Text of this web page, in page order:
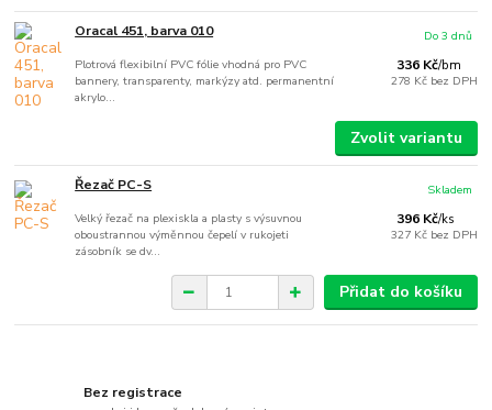
Oracal 451, barva 010
Plotrová flexibilní PVC fólie vhodná pro PVC
bannery, transparenty, markýzy atd. permanentní
akrylo...
336 Kč/bm
278 Kč bez DPH
Do 3 dnů
Zvolit variantu
Řezač PC-S
Velký řezač na plexiskla a plasty s výsuvnou
oboustrannou výměnnou čepelí v rukojeti
zásobník se dv...
396 Kč/ks
327 Kč bez DPH
Skladem
Přidat do košíku
Bez registrace